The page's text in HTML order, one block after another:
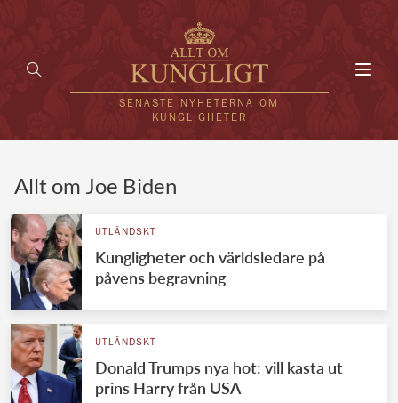
SENASTE NYHETERNA OM
KUNGLIGHETER
UTLÄNDSKT
VÄRLDENS KUNGAHUS
Svenska kungahuset
Brittiska kungahuset
REDAKTION
Allt om Joe Biden
UTLÄNDSKT
Kungligheter och världsledare på
påvens begravning
UTLÄNDSKT
Donald Trumps nya hot: vill kasta ut
prins Harry från USA